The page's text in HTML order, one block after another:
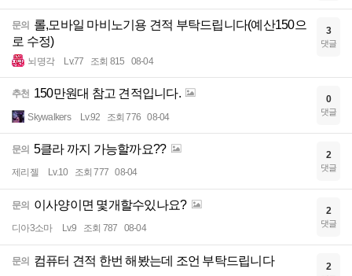
문의
롤,모바일 마비노기용 견적 부탁드립니다(예산150으
로 수정)
뇌명각 Lv.77 조회 815 08-04
3
댓글
추천 150만원대 참고 견적입니다.
Skywalkers Lv.92 조회 776 08-04
0
댓글
문의 5클라 까지 가능할까요??
제리젤 Lv.10 조회 777 08-04
2
댓글
문의 이사양이면 몇개할수있나요?
디아3소마 Lv.9 조회 787 08-04
2
댓글
문의 컴퓨터 견적 한번 해봤는데 조언 부탁드립니다 2